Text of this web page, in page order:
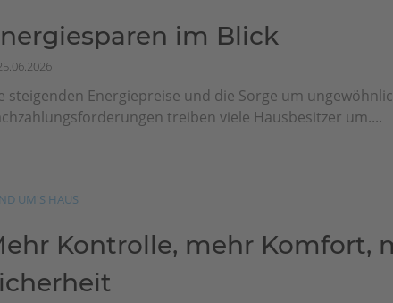
im Blick
steigenden Energiepreise und die Sorge um
treiben viele Hausbesitzer um....
UM'S HAUS
Kontrolle, mehr Komfort,